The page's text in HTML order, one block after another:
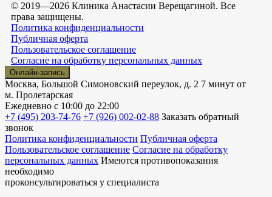
© 2019—2026 Клиника Анастасии Верещагиной. Все
права защищены.
Политика конфиденциальности
Публичная оферта
Пользовательское соглашение
Согласие на обработку персональных данных
Онлайн-запись
Москва, Большой Симоновский переулок, д. 2 7 минут от
м. Пролетарская
Ежедневно с 10:00 до 22:00
+7 (495) 203-74-76 +7 (926) 002-02-88 Заказать обратный
звонок
Политика конфиденциальности Публичная оферта
Пользовательское соглашение Согласие на обработку
персональных данных Имеются противопоказания
необходимо
проконсультироваться у специалиста